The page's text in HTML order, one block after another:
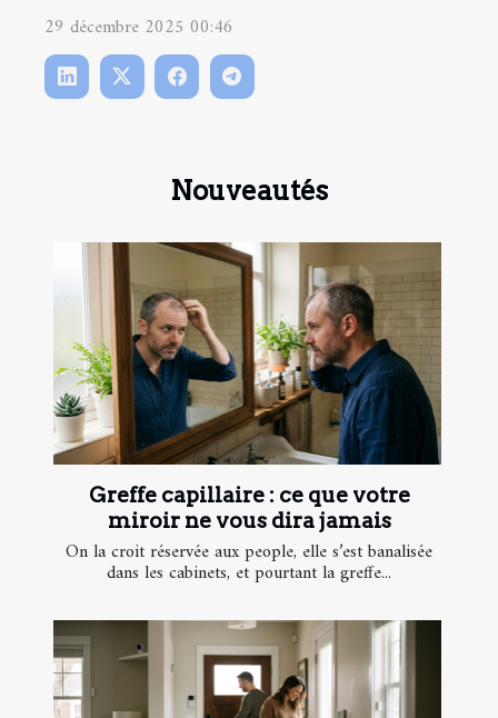
Nouveautés
Greffe capillaire : ce que votre
miroir ne vous dira jamais
On la croit réservée aux people, elle s’est banalisée
dans les cabinets, et pourtant la greffe...
29 décembre 2025 00:46